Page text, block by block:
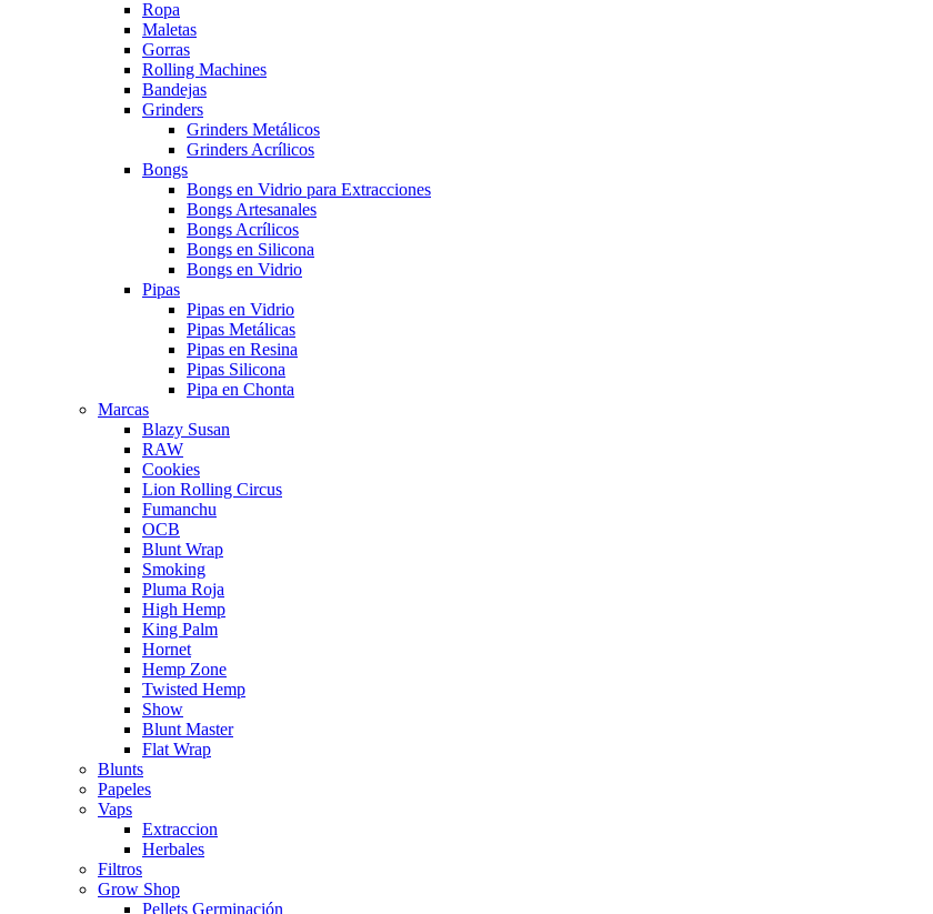
Ropa
Maletas
Gorras
Rolling Machines
Bandejas
Grinders
Grinders Metálicos
Grinders Acrílicos
Bongs
Bongs en Vidrio para Extracciones
Bongs Artesanales
Bongs Acrílicos
Bongs en Silicona
Bongs en Vidrio
Pipas
Pipas en Vidrio
Pipas Metálicas
Pipas en Resina
Pipas Silicona
Pipa en Chonta
Marcas
Blazy Susan
RAW
Cookies
Lion Rolling Circus
Fumanchu
OCB
Blunt Wrap
Smoking
Pluma Roja
High Hemp
King Palm
Hornet
Hemp Zone
Twisted Hemp
Show
Blunt Master
Flat Wrap
Blunts
Papeles
Vaps
Extraccion
Herbales
Filtros
Grow Shop
Pellets Germinación